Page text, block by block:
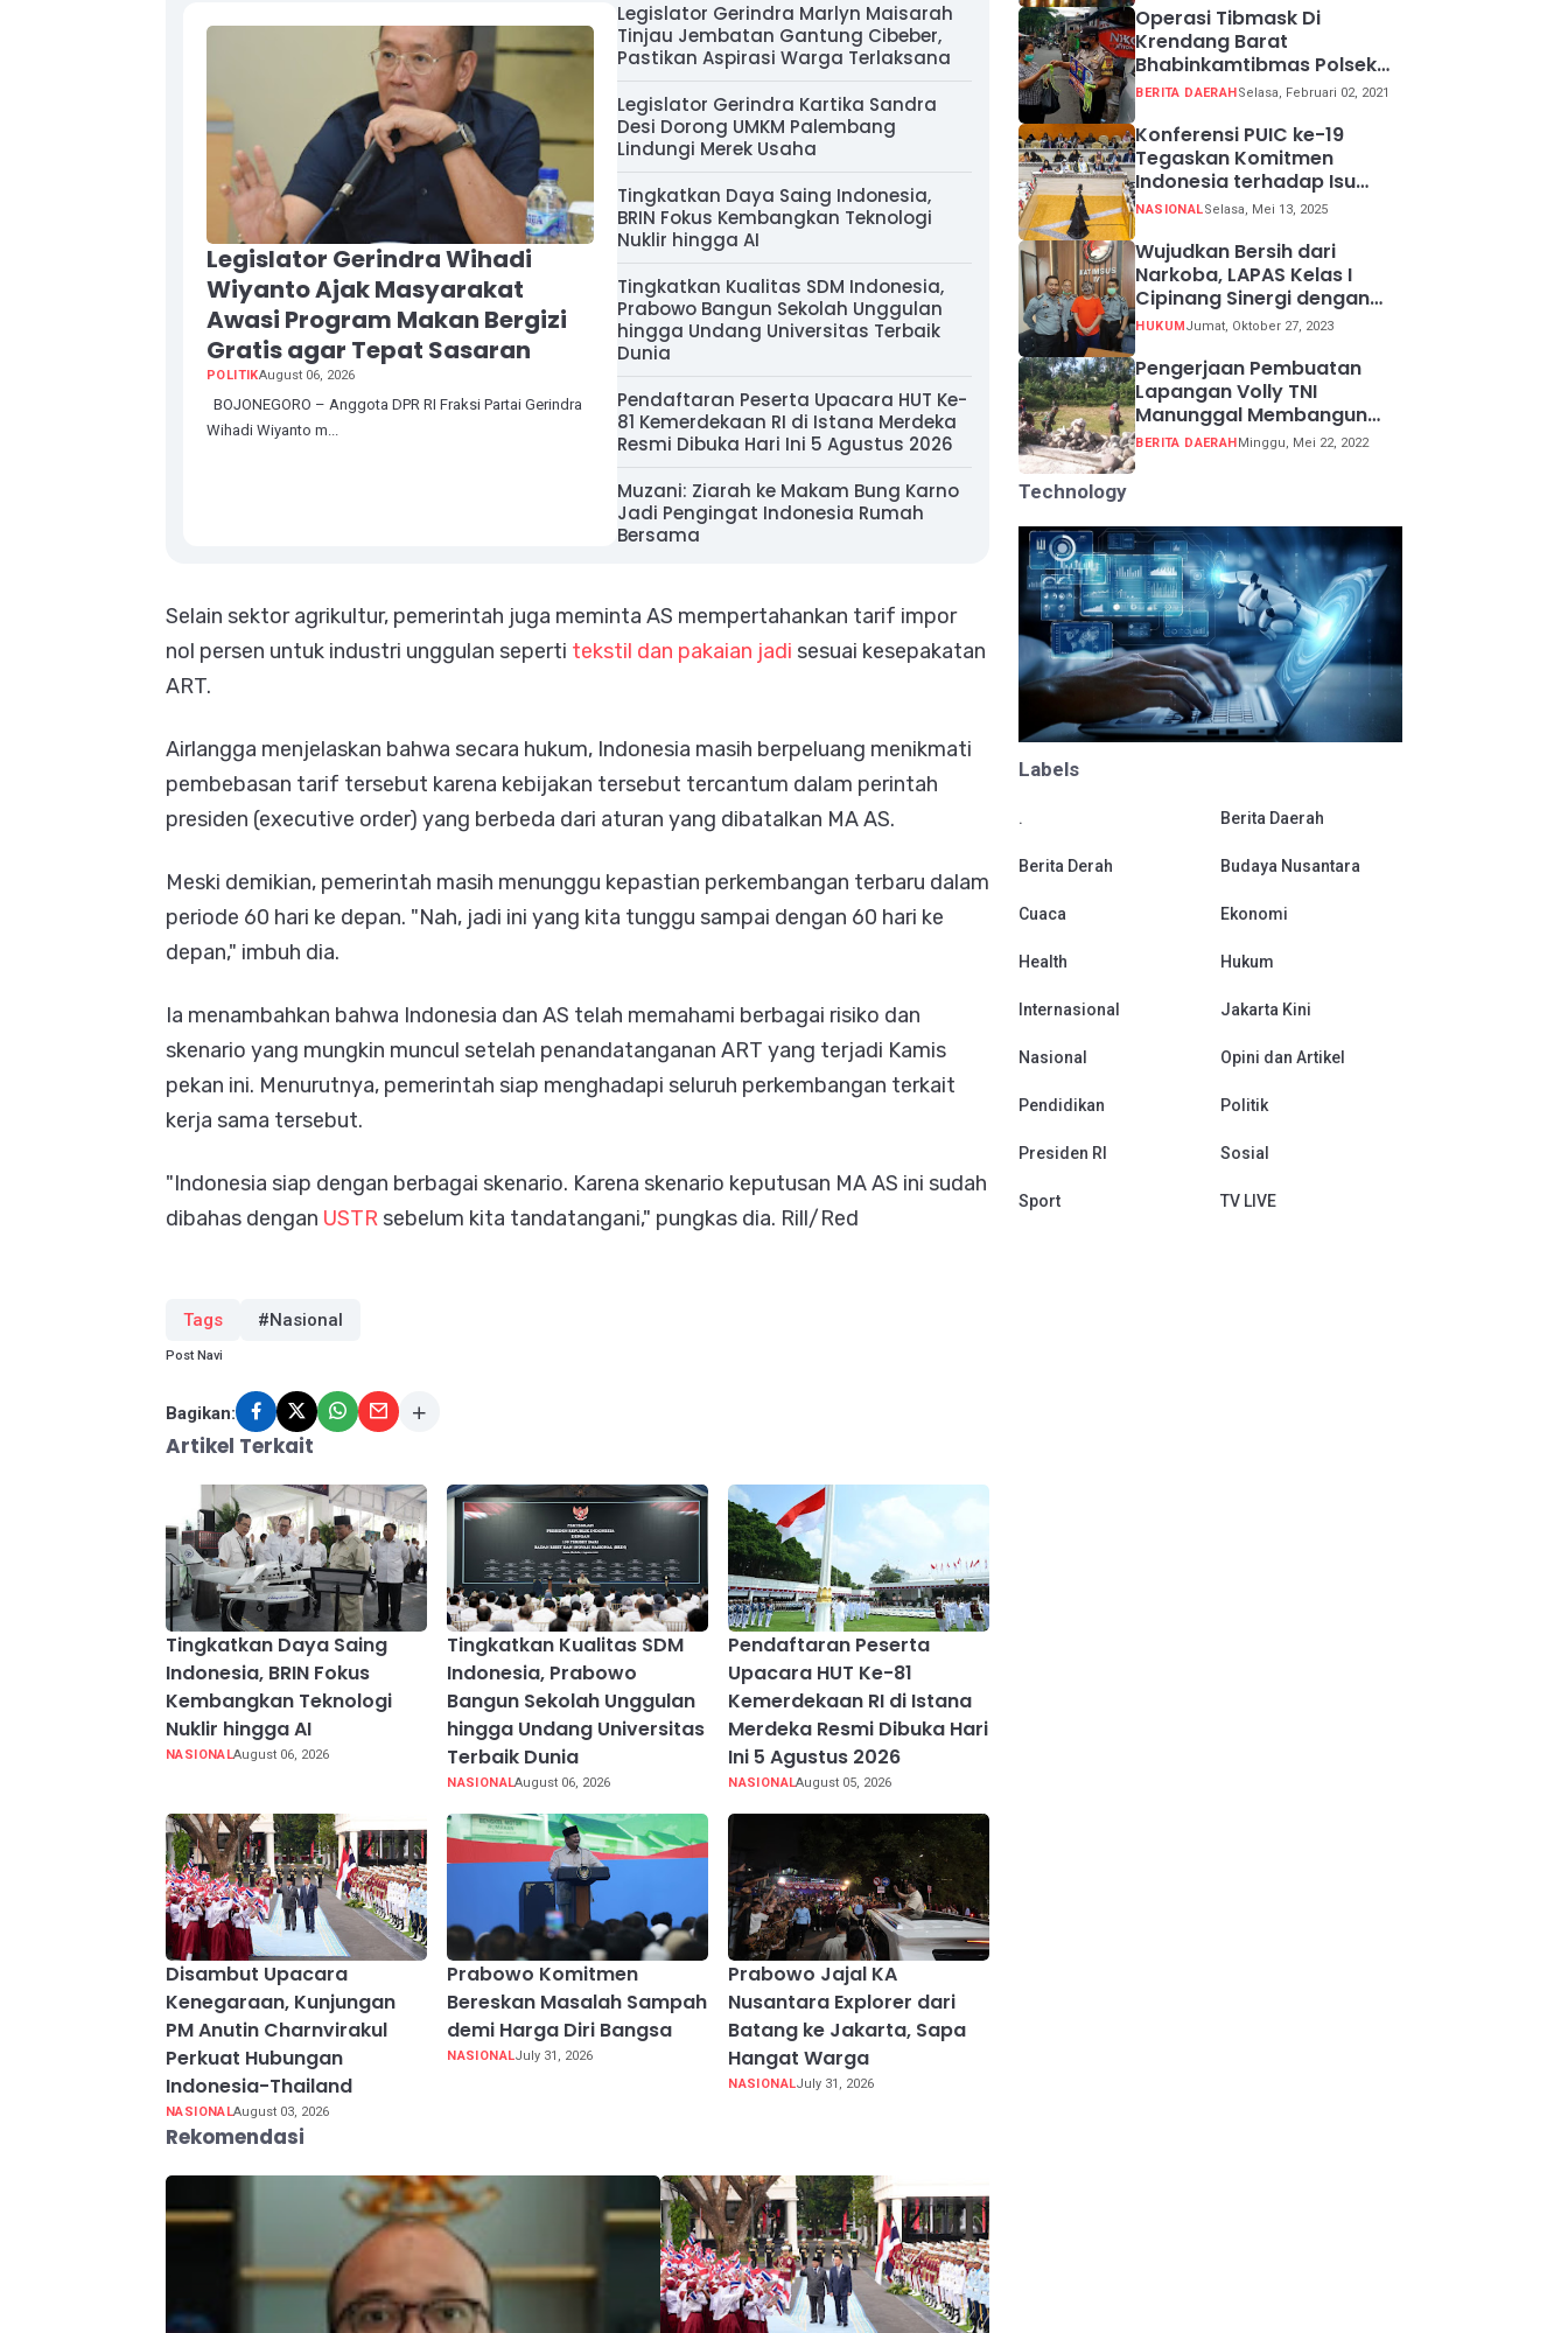
Legislator Gerindra Wihadi
Wiyanto Ajak Masyarakat
Awasi Program Makan Bergizi
Gratis agar Tepat Sasaran
POLITIKAugust 06, 2026
BOJONEGORO – Anggota DPR RI Fraksi Partai Gerindra
Wihadi Wiyanto m...
Legislator Gerindra Marlyn Maisarah
Tinjau Jembatan Gantung Cibeber,
Pastikan Aspirasi Warga Terlaksana
Legislator Gerindra Kartika Sandra
Desi Dorong UMKM Palembang
Lindungi Merek Usaha
Tingkatkan Daya Saing Indonesia,
BRIN Fokus Kembangkan Teknologi
Nuklir hingga AI
Tingkatkan Kualitas SDM Indonesia,
Prabowo Bangun Sekolah Unggulan
hingga Undang Universitas Terbaik
Dunia
Pendaftaran Peserta Upacara HUT Ke-
81 Kemerdekaan RI di Istana Merdeka
Resmi Dibuka Hari Ini 5 Agustus 2026
Muzani: Ziarah ke Makam Bung Karno
Jadi Pengingat Indonesia Rumah
Bersama
Selain sektor agrikultur, pemerintah juga meminta AS mempertahankan tarif impor
nol persen untuk industri unggulan seperti tekstil dan pakaian jadi sesuai kesepakatan
ART.
Airlangga menjelaskan bahwa secara hukum, Indonesia masih berpeluang menikmati
pembebasan tarif tersebut karena kebijakan tersebut tercantum dalam perintah
presiden (executive order) yang berbeda dari aturan yang dibatalkan MA AS.
Meski demikian, pemerintah masih menunggu kepastian perkembangan terbaru dalam
periode 60 hari ke depan. "Nah, jadi ini yang kita tunggu sampai dengan 60 hari ke
depan," imbuh dia.
Ia menambahkan bahwa Indonesia dan AS telah memahami berbagai risiko dan
skenario yang mungkin muncul setelah penandatanganan ART yang terjadi Kamis
pekan ini. Menurutnya, pemerintah siap menghadapi seluruh perkembangan terkait
kerja sama tersebut.
"Indonesia siap dengan berbagai skenario. Karena skenario keputusan MA AS ini sudah
dibahas dengan USTR sebelum kita tandatangani," pungkas dia. Rill/Red
Tags #Nasional
Post Navi
Bagikan:
Artikel Terkait
Tingkatkan Daya Saing
Indonesia, BRIN Fokus
Kembangkan Teknologi
Nuklir hingga AI
NASIONALAugust 06, 2026
Tingkatkan Kualitas SDM
Indonesia, Prabowo
Bangun Sekolah Unggulan
hingga Undang Universitas
Terbaik Dunia
NASIONALAugust 06, 2026
Pendaftaran Peserta
Upacara HUT Ke-81
Kemerdekaan RI di Istana
Merdeka Resmi Dibuka Hari
Ini 5 Agustus 2026
NASIONALAugust 05, 2026
Disambut Upacara
Kenegaraan, Kunjungan
PM Anutin Charnvirakul
Perkuat Hubungan
Indonesia-Thailand
NASIONALAugust 03, 2026
Prabowo Komitmen
Bereskan Masalah Sampah
demi Harga Diri Bangsa
NASIONALJuly 31, 2026
Prabowo Jajal KA
Nusantara Explorer dari
Batang ke Jakarta, Sapa
Hangat Warga
NASIONALJuly 31, 2026
Rekomendasi
Operasi Tibmask Di
Krendang Barat
Bhabinkamtibmas Polsek
Tambora Bagikan Masker
Prokes
BERITA DAERAHSelasa, Februari 02, 2021
Konferensi PUIC ke-19
Tegaskan Komitmen
Indonesia terhadap Isu
Lingkungan Global
NASIONALSelasa, Mei 13, 2025
Wujudkan Bersih dari
Narkoba, LAPAS Kelas I
Cipinang Sinergi dengan
Kepolisian Resor Metro
HUKUMJumat, Oktober 27, 2023
Pengerjaan Pembuatan
Lapangan Volly TNI
Manunggal Membangun
Desa (TMMD) ke 113
BERITA DAERAHMinggu, Mei 22, 2022
Technology
Labels
. Berita Daerah
Berita Derah Budaya Nusantara
Cuaca Ekonomi
Health Hukum
Internasional Jakarta Kini
Nasional Opini dan Artikel
Pendidikan Politik
Presiden RI Sosial
Sport TV LIVE